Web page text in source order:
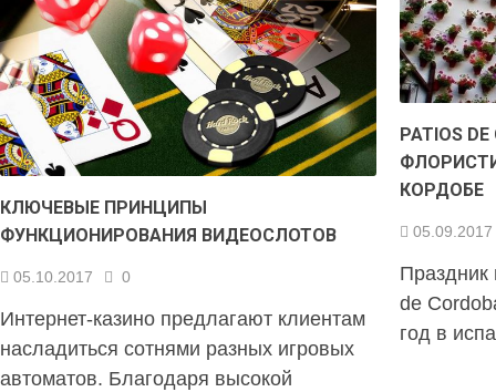
КЛЮЧЕВЫЕ ПРИНЦИПЫ
ФУНКЦИОНИРОВАНИЯ ВИДЕОСЛОТОВ
05.10.2017 0
Интернет-казино предлагают клиентам
насладиться сотнями разных игровых
автоматов. Благодаря высокой
PATIOS
КОРДОБЕ
05.09.2017
Праздник
de
год в